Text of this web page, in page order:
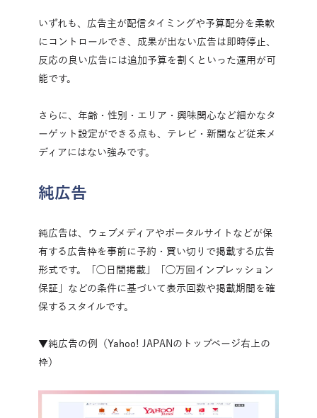
いずれも、広告主が配信タイミングや予算配分を柔軟
にコントロールでき、成果が出ない広告は即時停止、
反応の良い広告には追加予算を割くといった運用が可
能です。
さらに、年齢・性別・エリア・興味関心など細かなタ
ーゲット設定ができる点も、テレビ・新聞など従来メ
ディアにはない強みです。
純広告
純広告は、ウェブメディアやポータルサイトなどが保
有する広告枠を事前に予約・買い切りで掲載する広告
形式です。「◯日間掲載」「◯万回インプレッション
保証」などの条件に基づいて表示回数や掲載期間を確
保するスタイルです。
▼純広告の例（Yahoo! JAPANのトップページ右上の
枠）